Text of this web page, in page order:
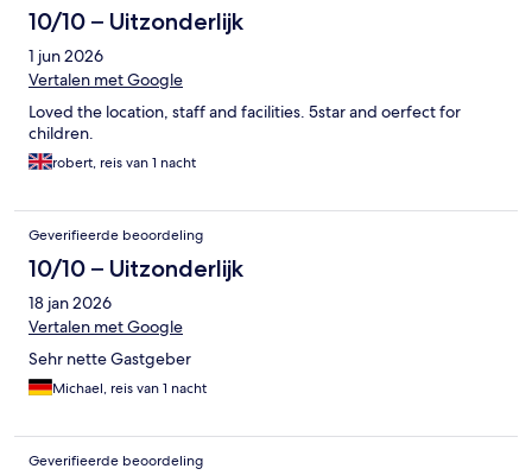
10/10 – Uitzonderlijk
1 jun 2026
Vertalen met Google
Loved the location, staff and facilities. 5star and oerfect for
children.
robert, reis van 1 nacht
Geverifieerde beoordeling
10/10 – Uitzonderlijk
18 jan 2026
Vertalen met Google
Sehr nette Gastgeber
Michael, reis van 1 nacht
Geverifieerde beoordeling